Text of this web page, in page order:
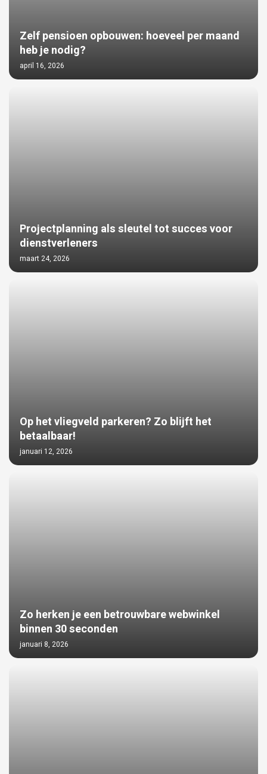
Zelf pensioen opbouwen: hoeveel per maand
heb je nodig?
april 16, 2026
Projectplanning als sleutel tot succes voor
dienstverleners
maart 24, 2026
Op het vliegveld parkeren? Zo blijft het
betaalbaar!
januari 12, 2026
Zo herken je een betrouwbare webwinkel
binnen 30 seconden
januari 8, 2026